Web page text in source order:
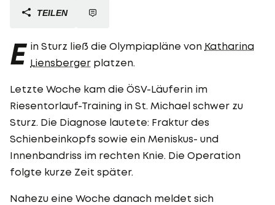
TEILEN
E in Sturz ließ die Olympiapläne von Katharina
Liensberger platzen.
Letzte Woche kam die ÖSV-Läuferin im
Riesentorlauf-Training in St. Michael schwer zu
Sturz. Die Diagnose lautete: Fraktur des
Schienbeinkopfs sowie ein Meniskus- und
Innenbandriss im rechten Knie. Die Operation
folgte kurze Zeit später.
Nahezu eine Woche danach meldet sich